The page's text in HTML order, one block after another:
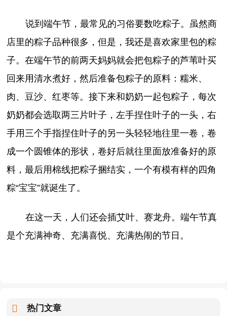
说到端午节，最常见的习俗要数吃粽子。虽然商
店里的粽子品种很多，但是，我还是喜欢家里包的粽
子。在端午节的前两天妈妈就会把包粽子的芦苇叶买
回来用清水煮好，然后准备包粽子的原料：糯米、
肉、豆沙、红枣等。接下来和奶奶一起包粽子，每次
奶奶都会选取两三片叶子，左手捏住叶子的一头，右
手用三个手指捏住叶子的另一头轻轻地往里一卷，卷
成一个圆锥体的形状，卷好后就往里面放准备好的原
料，最后用棉线把粽子捆结实，一个有模有样的四角
粽“宝宝”就诞生了。
在这一天，人们还会插艾叶、赛龙舟。端午节真
是个充满神奇、充满喜悦、充满热闹的节日。
热门文章